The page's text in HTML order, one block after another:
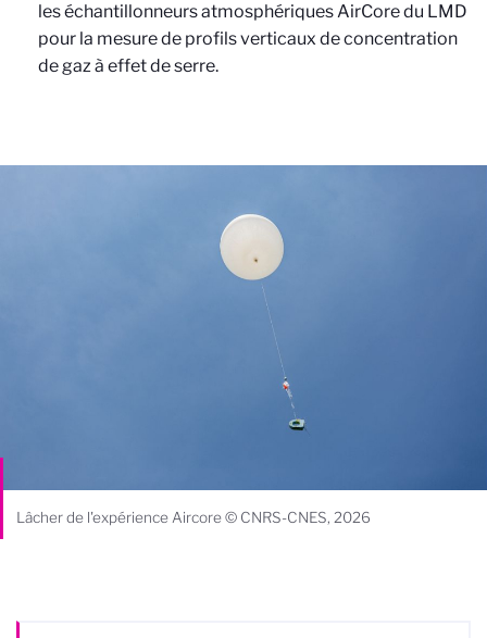
les échantillonneurs atmosphériques AirCore du LMD
pour la mesure de profils verticaux de concentration
de gaz à effet de serre.
Lâcher de l'expérience Aircore © CNRS-CNES, 2026